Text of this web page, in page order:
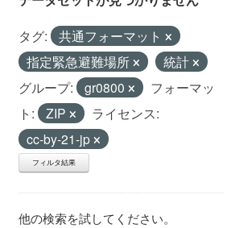
タグ:
共通フォーマット
指定緊急避難場所
統計
グループ:
gr0800
フォーマッ
ト:
ZIP
ライセンス:
cc-by-21-jp
フィルタ結果
他の検索を試してください。